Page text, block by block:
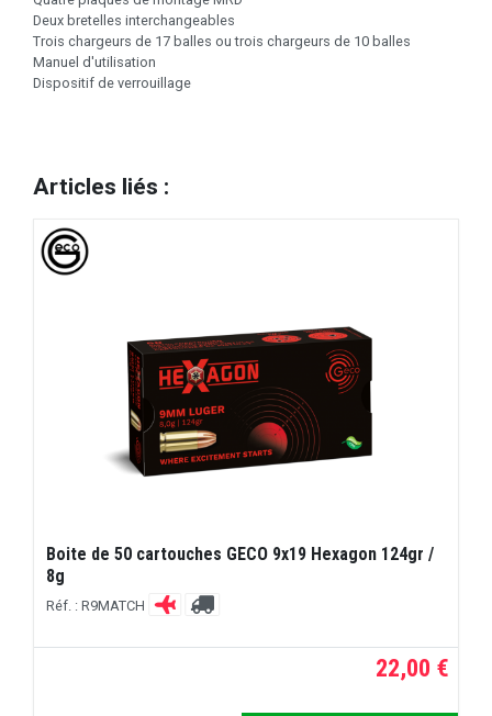
Deux bretelles interchangeables
Trois chargeurs de 17 balles ou trois chargeurs de 10 balles
Manuel d'utilisation
Dispositif de verrouillage
Articles liés :
Boite de 50 cartouches GECO 9x19 Hexagon 124gr /
8g
Réf. : R9MATCH
22,00 €